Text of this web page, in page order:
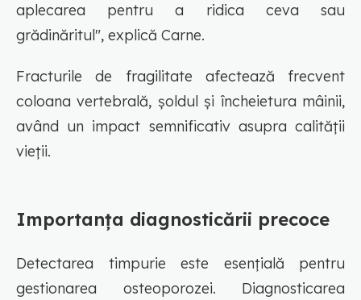
aplecarea pentru a ridica ceva sau
grădinăritul", explică Carne.
Fracturile de fragilitate afectează frecvent
coloana vertebrală, șoldul și încheietura mâinii,
având un impact semnificativ asupra calității
vieții.
Importanța diagnosticării precoce
Detectarea timpurie este esențială pentru
gestionarea osteoporozei. Diagnosticarea